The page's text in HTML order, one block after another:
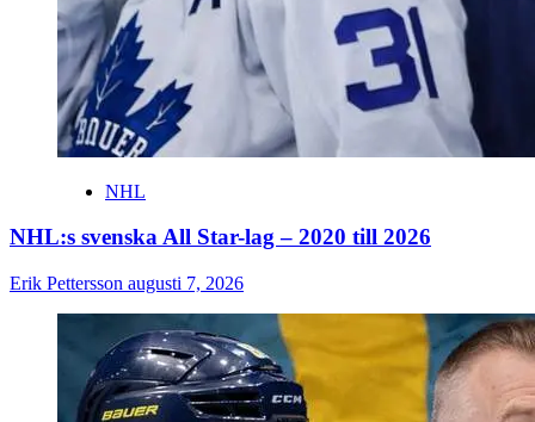
NHL
NHL:s svenska All Star-lag – 2020 till 2026
Erik Pettersson augusti 7, 2026